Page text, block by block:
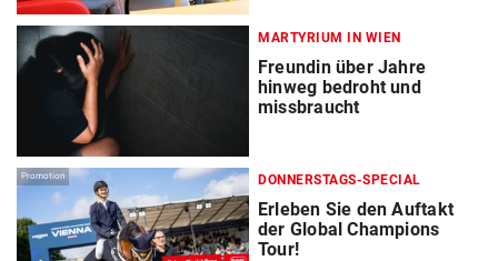
MARTYRIUM IN WIEN
Freundin über Jahre
hinweg bedroht und
missbraucht
Promotion DONNERSTAGS-SPECIAL
Erleben Sie den Auftakt
der Global Champions
Tour!